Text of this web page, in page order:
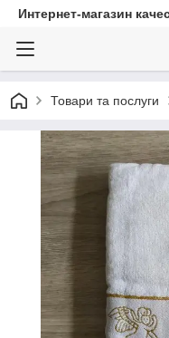
Интернет-магазин
Товари та послуги